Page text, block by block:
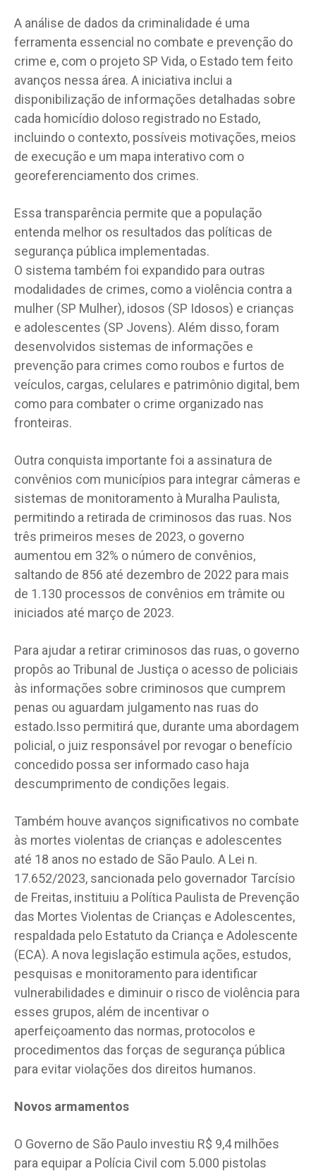
A análise de dados da criminalidade é uma
ferramenta essencial no combate e prevenção do
crime e, com o projeto SP Vida, o Estado tem feito
avanços nessa área. A iniciativa inclui a
disponibilização de informações detalhadas sobre
cada homicídio doloso registrado no Estado,
incluindo o contexto, possíveis motivações, meios
de execução e um mapa interativo com o
georeferenciamento dos crimes.
Essa transparência permite que a população
entenda melhor os resultados das políticas de
segurança pública implementadas.
O sistema também foi expandido para outras
modalidades de crimes, como a violência contra a
mulher (SP Mulher), idosos (SP Idosos) e crianças
e adolescentes (SP Jovens). Além disso, foram
desenvolvidos sistemas de informações e
prevenção para crimes como roubos e furtos de
veículos, cargas, celulares e patrimônio digital, bem
como para combater o crime organizado nas
fronteiras.
Outra conquista importante foi a assinatura de
convênios com municípios para integrar câmeras e
sistemas de monitoramento à Muralha Paulista,
permitindo a retirada de criminosos das ruas. Nos
três primeiros meses de 2023, o governo
aumentou em 32% o número de convênios,
saltando de 856 até dezembro de 2022 para mais
de 1.130 processos de convênios em trâmite ou
iniciados até março de 2023.
Para ajudar a retirar criminosos das ruas, o governo
propôs ao Tribunal de Justiça o acesso de policiais
às informações sobre criminosos que cumprem
penas ou aguardam julgamento nas ruas do
estado.Isso permitirá que, durante uma abordagem
policial, o juiz responsável por revogar o benefício
concedido possa ser informado caso haja
descumprimento de condições legais.
Também houve avanços significativos no combate
às mortes violentas de crianças e adolescentes
até 18 anos no estado de São Paulo. A Lei n.
17.652/2023, sancionada pelo governador Tarcísio
de Freitas, instituiu a Política Paulista de Prevenção
das Mortes Violentas de Crianças e Adolescentes,
respaldada pelo Estatuto da Criança e Adolescente
(ECA). A nova legislação estimula ações, estudos,
pesquisas e monitoramento para identificar
vulnerabilidades e diminuir o risco de violência para
esses grupos, além de incentivar o
aperfeiçoamento das normas, protocolos e
procedimentos das forças de segurança pública
para evitar violações dos direitos humanos.
Novos armamentos
O Governo de São Paulo investiu R$ 9,4 milhões
para equipar a Polícia Civil com 5.000 pistolas